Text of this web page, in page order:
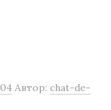
Автор: chat-de-